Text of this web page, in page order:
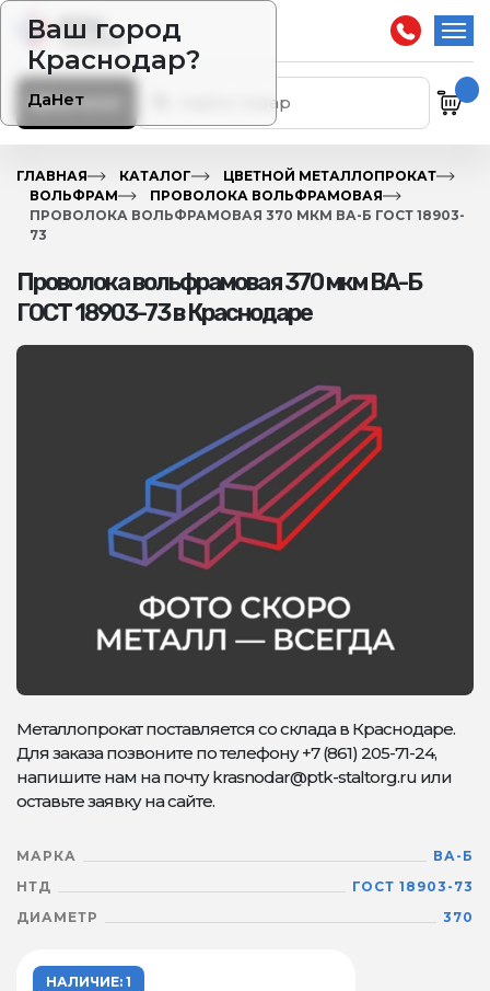
Ваш город
Краснодар?
ДаНет
Каталог
ГЛАВНАЯ КАТАЛОГ
ЦВЕТНОЙ МЕТАЛЛОПРОКАТ
ВОЛЬФРАМ
ПРОВОЛОКА ВОЛЬФРАМОВАЯ
ПРОВОЛОКА ВОЛЬФРАМОВАЯ 370 МКМ ВА-Б ГОСТ 18903-
73
Проволока вольфрамовая 370 мкм ВА-Б
ГОСТ 18903-73 в Краснодаре
Металлопрокат поставляется со склада в Краснодаре.
Для заказа позвоните по телефону +7 (861) 205-71-24,
напишите нам на почту krasnodar@ptk-staltorg.ru или
оставьте заявку на сайте.
МАРКА
ВА-Б
НТД
ГОСТ 18903-73
ДИАМЕТР
370
НАЛИЧИЕ: 1